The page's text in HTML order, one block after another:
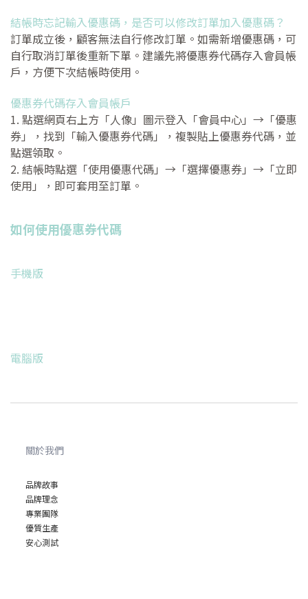
結帳時忘記輸入優惠碼，是否可以修改訂單加入優惠碼？
訂單成立後，顧客無法自行修改訂單。如需新增優惠碼，可
自行取消訂單後重新下單。建議先將優惠券代碼存入會員帳
戶，方便下次結帳時使用。
優惠券代碼存入會員帳戶
1. 點選網頁右上方「人像」圖示登入「會員中心」→「優惠
券」，找到「輸入優惠券代碼」，複製貼上優惠券代碼，並
點選領取。
2. 結帳時點選「使用優惠代碼」→「選擇優惠券」→「立即
使用」，即可套用至訂單。
如何使用優惠券代碼
手機版
電腦版
關於我們
品牌故事
品牌理念
專業團隊
優質生產
安心測試